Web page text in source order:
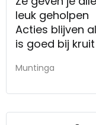
leuk geholpen
Acties blijven
is goed bij
Muntinga